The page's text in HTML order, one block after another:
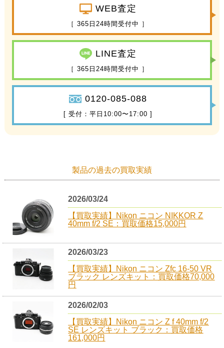
WEB査定
［ 365日24時間受付中 ］
LINE査定
［ 365日24時間受付中 ］
0120-085-088
[ 受付：平日10:00〜17:00 ]
製品の過去の買取実績
2026/03/24
【買取実績】Nikon ニコン NIKKOR Z
40mm f/2 SE：買取価格15,000円
2026/03/23
【買取実績】Nikon ニコン Zfc 16-50 VR
ブラック レンズキット：買取価格70,000
円
2026/02/03
【買取実績】Nikon ニコン Z f 40mm f/2
SE レンズキット ブラック：買取価格
161,000円